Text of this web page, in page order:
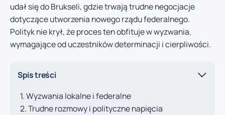
udał się do Brukseli, gdzie trwają trudne negocjacje
dotyczące utworzenia nowego rządu federalnego.
Polityk nie krył, że proces ten obfituje w wyzwania,
wymagające od uczestników determinacji i cierpliwości.
Spis treści
Wyzwania lokalne i federalne
Trudne rozmowy i polityczne napięcia